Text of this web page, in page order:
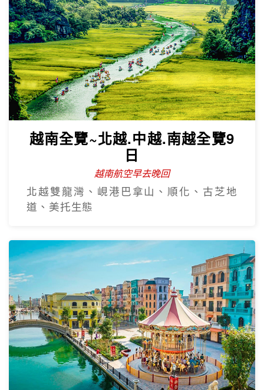
越南全覽~北越.中越.南越全覽9
日
越南航空早去晚回
北越雙龍灣、峴港巴拿山、順化、古芝地
道、美托生態